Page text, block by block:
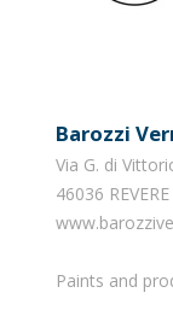
Barozzi
Via G. di
46036
Paints and